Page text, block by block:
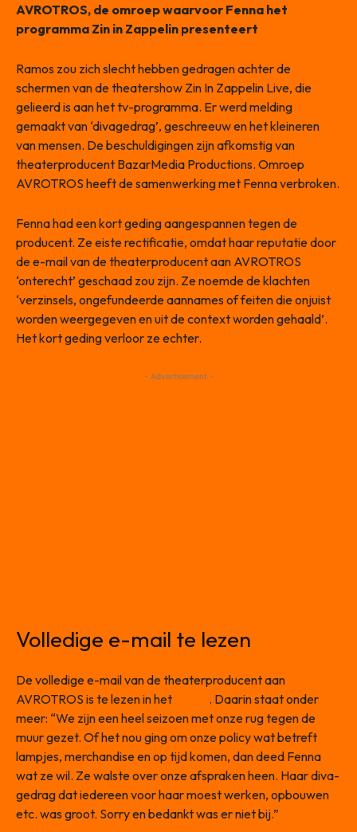
AVROTROS, de omroep waarvoor Fenna het
programma Zin in Zappelin presenteert
Ramos zou zich slecht hebben gedragen achter de
schermen van de theatershow Zin In Zappelin Live, die
gelieerd is aan het tv-programma. Er werd melding
gemaakt van ‘divagedrag’, geschreeuw en het kleineren
van mensen. De beschuldigingen zijn afkomstig van
theaterproducent BazarMedia Productions. Omroep
AVROTROS heeft de samenwerking met Fenna verbroken.
Fenna had een kort geding aangespannen tegen de
producent. Ze eiste rectificatie, omdat haar reputatie door
de e-mail van de theaterproducent aan AVROTROS
‘onterecht’ geschaad zou zijn. Ze noemde de klachten
‘verzinsels, ongefundeerde aannames of feiten die onjuist
worden weergegeven en uit de context worden gehaald’.
Het kort geding verloor ze echter.
- Advertisement -
Volledige e-mail te lezen
De volledige e-mail van de theaterproducent aan
AVROTROS is te lezen in het
. Daarin staat onder
meer: “We zijn een heel seizoen met onze rug tegen de
muur gezet. Of het nou ging om onze policy wat betreft
lampjes, merchandise en op tijd komen, dan deed Fenna
wat ze wil. Ze walste over onze afspraken heen. Haar diva-
gedrag dat iedereen voor haar moest werken, opbouwen
etc. was groot. Sorry en bedankt was er niet bij.”